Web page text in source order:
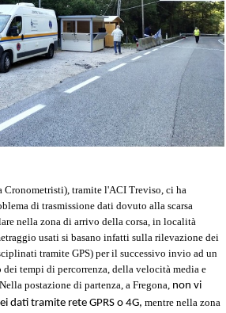
Cronometristi), tramite l'ACI Treviso, ci ha
di trasmissione dati dovuto alla scarsa
nella zona di arrivo della corsa, in località
usati si basano infatti sulla rilevazione dei
tramite GPS) per il successivo invio ad un
tempi di percorrenza, della velocità media e
postazione di partenza, a Fregona, non vi
dati tramite rete GPRS o 4G, mentre nella zona